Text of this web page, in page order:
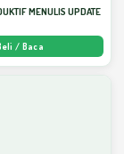
MENULIS UPDATE
/ Baca